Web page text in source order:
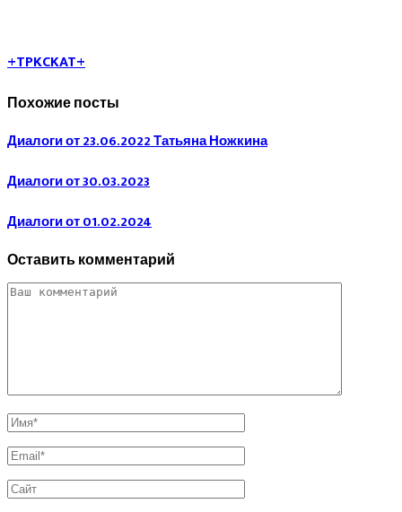
+TPKCKAT+
Похожие посты
Диалоги от 23.06.2022 Татьяна Ножкина
Диалоги от 30.03.2023
Диалоги от 01.02.2024
Оставить комментарий